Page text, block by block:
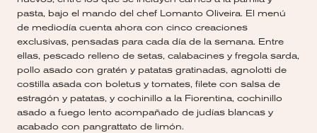
pasta, bajo el mando del chef Lomanto Oliveira. El menú
de mediodía cuenta ahora con cinco creaciones
exclusivas, pensadas para cada día de la semana. Entre
ellas, pescado relleno de setas, calabacines y fregola sarda,
pollo asado con gratén y patatas gratinadas, agnolotti de
costilla asada con boletus y tomates, filete con salsa de
estragón y patatas, y cochinillo a la Fiorentina, cochinillo
asado a fuego lento acompañado de judías blancas y
acabado con pangrattato de limón.